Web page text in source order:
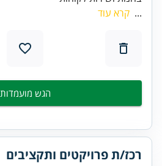
... קרא עוד
הגש מועמדות
רכז/ת פרויקטים ותקציבים